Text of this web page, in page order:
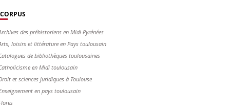
CORPUS
des préhistoriens en Midi-Pyrénées
loisirs et littérature en Pays toulousain
de bibliothèques toulousaines
en Midi toulousain
et sciences juridiques à Toulouse
en pays toulousain